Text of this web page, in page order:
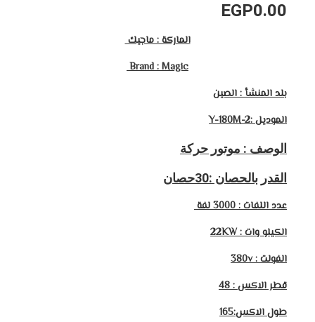
EGP0.00
الماركة : ماجيك
Brand : Magic
بلد المنشأ : الصين
الموديل :Y-180M-2
الوصف : موتور حركة
القدر بالحصان :30
حصان
عدد اللفات : 3000 لفة
الكيلو وات : 22KW
الفولت : 380v
قطر الاكس : 48
طول الاكس:165